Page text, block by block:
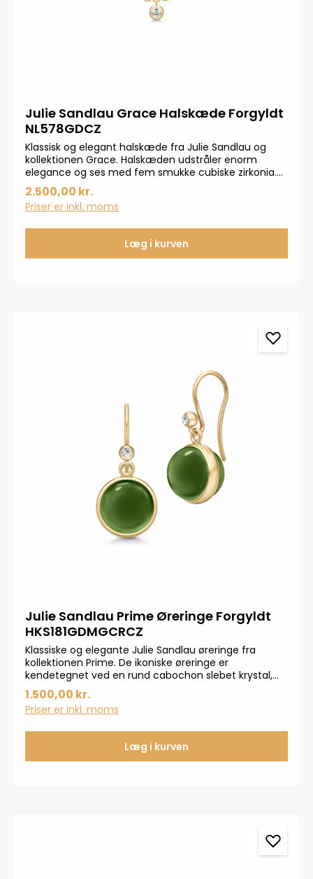
Julie Sandlau Grace Halskæde Forgyldt
NL578GDCZ
Klassisk og elegant halskæde fra Julie Sandlau og
kollektionen Grace. Halskæden udstråler enorm
elegance og ses med fem smukke cubiske zirkonia.
Grace halskæden fra Julie Sandlau ses i 22 karat
forgyldt 925 sterlingsølv. Kæden kan nemt
kombineres med andre smykker fra Grace
2.500,00 kr.
Priser er inkl. moms
Læg i kurven
Julie Sandlau Prime Øreringe Forgyldt
HKS181GDMGCRCZ
Klassiske og elegante Julie Sandlau øreringe fra
kollektionen Prime. De ikoniske øreringe er
kendetegnet ved en rund cabochon slebet krystal,
som er indrammet af de karakteristiske Julie Sandlau
guld bånd. Øreringene er lavet i 22 karat 925
sterlingsølv og ses med cubiske zirkonia. Den runde
1.500,00 kr.
Priser er inkl. moms
Læg i kurven